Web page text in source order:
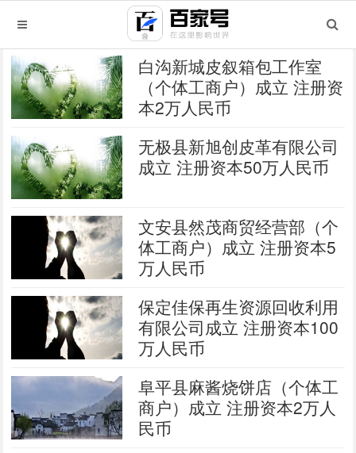
白沟新城皮叙箱包工作室
（个体工商户）成立 注册资
本2万人民币
无极县新旭创皮革有限公司
成立 注册资本50万人民币
文安县然茂商贸经营部（个
体工商户）成立 注册资本5
万人民币
保定佳保再生资源回收利用
有限公司成立 注册资本100
万人民币
阜平县麻酱烧饼店（个体工
商户）成立 注册资本2万人
民币